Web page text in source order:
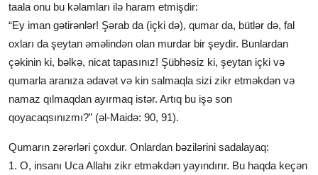
taala onu bu kəlamları ilə haram etmişdir:
“Ey iman gətirənlər! Şərab da (içki də), qumar da, bütlər də, fal
oxları da şeytan əməlindən olan murdar bir şeydir. Bunlardan
çəkinin ki, bəlkə, nicat tapasınız! Şübhəsiz ki, şeytan içki və
qumarla aranıza ədavət və kin salmaqla sizi zikr etməkdən və
namaz qılmaqdan ayırmaq istər. Artıq bu işə son
qoyacaqsınızmı?” (əl-Maidə: 90, 91).
Qumarın zərərləri çoxdur. Onlardan bəzilərini sadalayaq:
1. O, insanı Uca Allahı zikr etməkdən yayındırır. Bu haqda keçən